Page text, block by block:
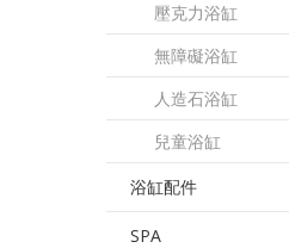
壓克力浴缸
無障礙浴缸
人造石浴缸
兒童浴缸
浴缸配件
SPA